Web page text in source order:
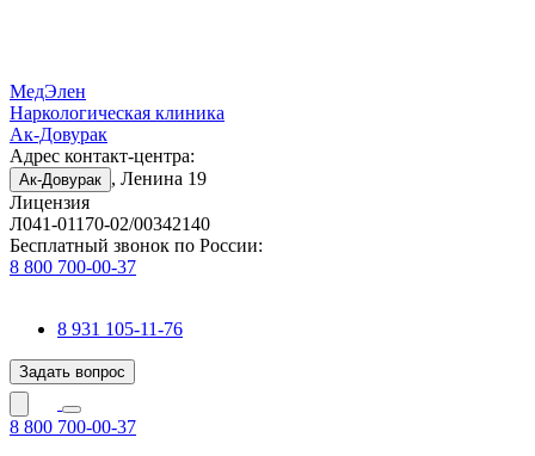
МедЭлен
Наркологическая клиника
Ак-Довурак
Адрес контакт-центра:
Ак-Довурак , Ленина 19
Лицензия
Л041-01170-02/00342140
Бесплатный звонок по России:
8 800 700-00-37
8 931 105-11-76
Задать вопрос
8 800 700-00-37